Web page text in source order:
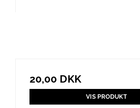
20,00 DKK
VIS PRODUKT